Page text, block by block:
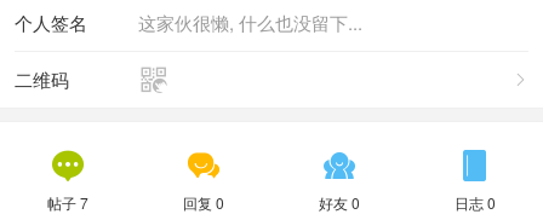
这家伙很懒, 什么也没留下...
个人签名


二维码

帖子 7

回复 0

好友 0

日志 0